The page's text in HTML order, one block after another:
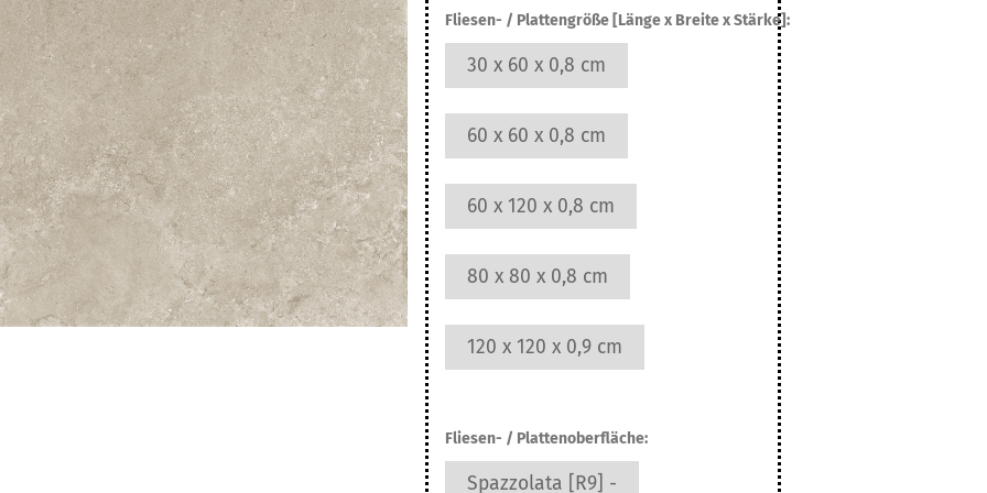
Fliesen- / Plattengröße [Länge x Breite x Stärke]:
30 x 60 x 0,8 cm
60 x 60 x 0,8 cm
60 x 120 x 0,8 cm
80 x 80 x 0,8 cm
120 x 120 x 0,9 cm
Fliesen- / Plattenoberfläche:
Spazzolata [R9] -